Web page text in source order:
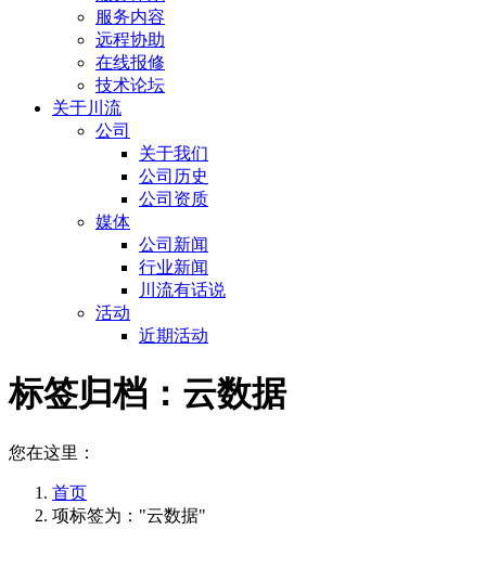
服务内容
远程协助
在线报修
技术论坛
关于川流
公司
关于我们
公司历史
公司资质
媒体
公司新闻
行业新闻
川流有话说
活动
近期活动
标签归档： 云数据
您在这里：
首页
项标签为："云数据"